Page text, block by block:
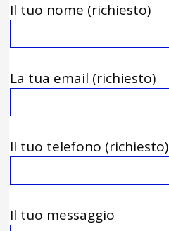
Il tuo nome (richiesto)
La tua email (richiesto)
Il tuo telefono (richiesto)
Il tuo messaggio